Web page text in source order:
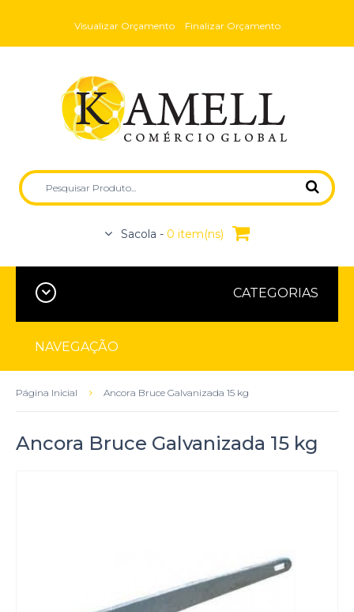
Visualizar Orçamento Finalizar Orçamento
Sacola - 0 item(ns)
CATEGORIAS
NAVEGAÇÃO
Página Inicial Ancora Bruce Galvanizada 15 kg
Ancora Bruce Galvanizada 15 kg